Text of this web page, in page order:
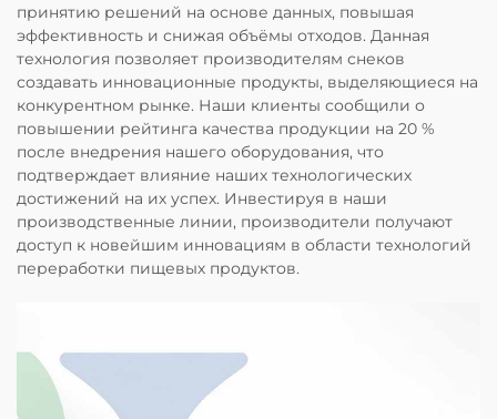
принятию решений на основе данных, повышая
эффективность и снижая объёмы отходов. Данная
технология позволяет производителям снеков
создавать инновационные продукты, выделяющиеся на
конкурентном рынке. Наши клиенты сообщили о
повышении рейтинга качества продукции на 20 %
после внедрения нашего оборудования, что
подтверждает влияние наших технологических
достижений на их успех. Инвестируя в наши
производственные линии, производители получают
доступ к новейшим инновациям в области технологий
переработки пищевых продуктов.